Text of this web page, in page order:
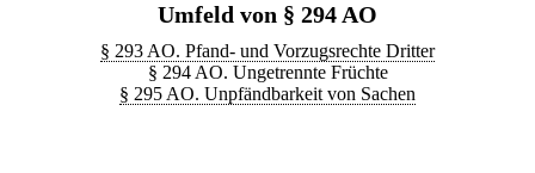
Umfeld von § 294 AO
§ 293 AO. Pfand- und Vorzugsrechte Dritter
§ 294 AO. Ungetrennte Früchte
§ 295 AO. Unpfändbarkeit von Sachen